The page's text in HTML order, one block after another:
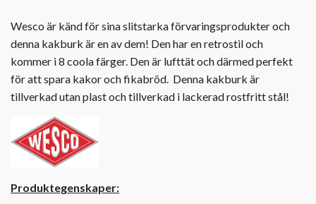
Wesco är känd för sina slitstarka förvaringsprodukter och
denna kakburk är en av dem! Den har en retrostil och
kommer i 8 coola färger. Den är lufttät och därmed perfekt
för att spara kakor och fikabröd. Denna kakburk är
tillverkad utan plast och tillverkad i lackerad rostfritt stål!
Produktegenskaper: